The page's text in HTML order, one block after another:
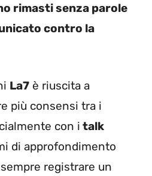
rimasti senza parole
contro la
La7 è riuscita a
più consensi tra i
con i talk
di approfondimento
registrare un